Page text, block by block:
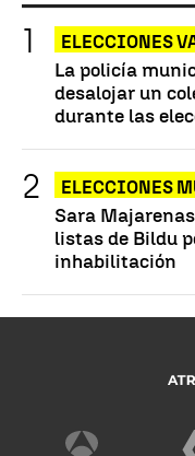
ELECCIONES
La policía
desalojar un
durante las
ELECCIONES
Sara
listas de Bildu
inhabilitación